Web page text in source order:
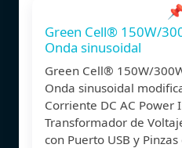
Green Cell® 150W/
Onda sinusoidal
Green Cell® 150W/
Onda sinusoidal
Corriente DC AC Power
Transformador de
con Puerto USB y Pinzas